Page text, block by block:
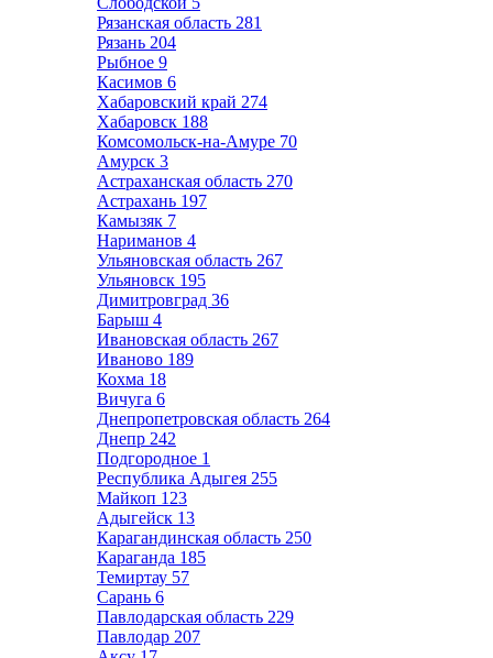
Рязанская область 281
Рязань 204
Рыбное 9
Касимов 6
Хабаровский край 274
Хабаровск 188
Комсомольск-на-Амуре 70
Амурск 3
Астраханская область 270
Астрахань 197
Камызяк 7
Нариманов 4
Ульяновская область 267
Ульяновск 195
Димитровград 36
Барыш 4
Ивановская область 267
Иваново 189
Кохма 18
Вичуга 6
Днепропетровская область 264
Днепр 242
Подгородное 1
Республика Адыгея 255
Майкоп 123
Адыгейск 13
Карагандинская область 250
Караганда 185
Темиртау 57
Сарань 6
Павлодарская область 229
Павлодар 207